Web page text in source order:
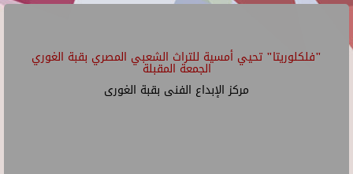
"فلكلوريتا" تحيي أمسية للتراث الشعبي المصري بقبة الغوري
الجمعة المقبلة
مركز الإبداع الفنى بقبة الغورى